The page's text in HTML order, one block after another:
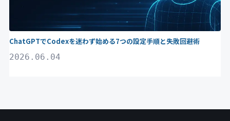
ChatGPTでCodexを迷わず始める7つの設定手順と失敗回避術
2026.06.04